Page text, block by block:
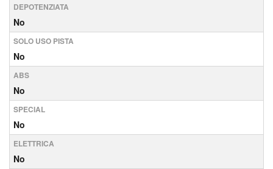
DEPOTENZIATA
No
SOLO USO PISTA
No
ABS
No
SPECIAL
No
ELETTRICA
No